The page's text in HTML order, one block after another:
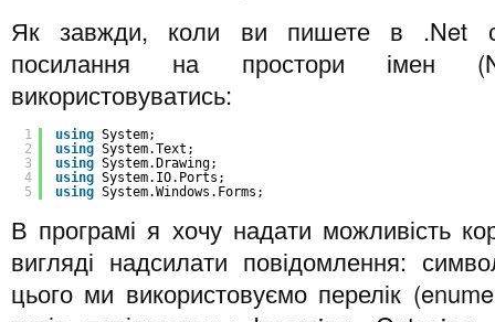
Як завжди, коли ви пишете в .Net
посилання на простори імен
використовуватись:
1
2
3
4
5
using System;
using System.Text;
using System.Drawing;
using System.IO.Ports;
using System.Windows.Forms;
В програмі я хочу надати можливість
вигляді надсилати повідомлення:
цього ми використовуємо перелік